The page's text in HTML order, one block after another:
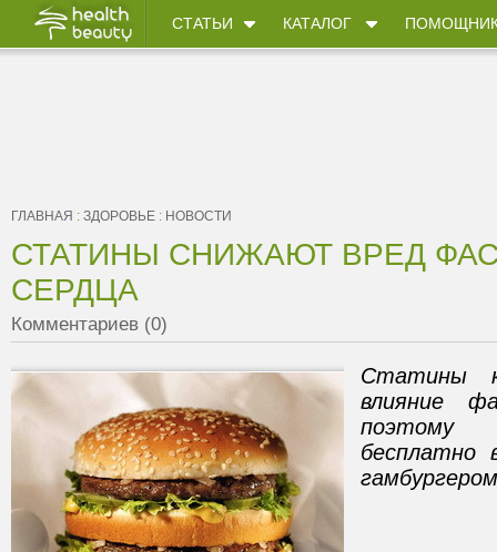
СТАТЬИ КАТАЛОГ
ГЛАВНАЯ : ЗДОРОВЬЕ : НОВОСТИ
СТАТИНЫ СНИЖАЮТ ВРЕД
СЕРДЦА
Комментариев (0)
Статины
влияние
поэтому
бесплатно